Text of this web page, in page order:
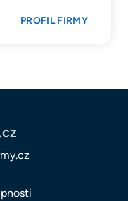
PROFIL FIRMY